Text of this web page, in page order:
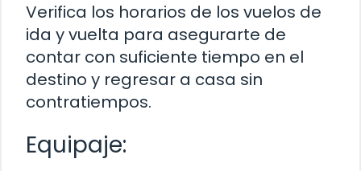
Verifica los horarios de los vuelos de
ida y vuelta para asegurarte de
contar con suficiente tiempo en el
destino y regresar a casa sin
contratiempos.
Equipaje: